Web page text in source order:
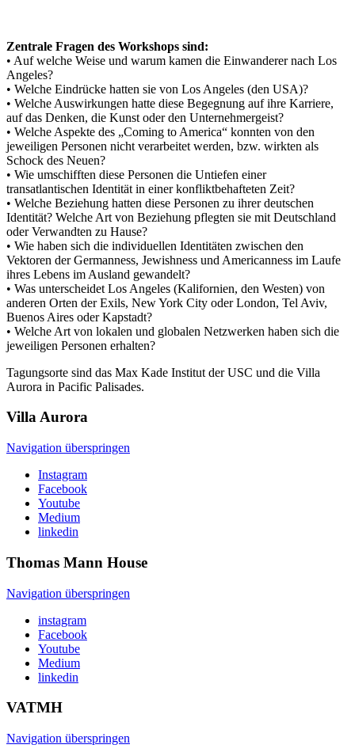
Zentrale Fragen des Workshops sind:
• Auf welche Weise und warum kamen die Einwanderer nach Los
Angeles?
• Welche Eindrücke hatten sie von Los Angeles (den USA)?
• Welche Auswirkungen hatte diese Begegnung auf ihre Karriere,
auf das Denken, die Kunst oder den Unternehmergeist?
• Welche Aspekte des „Coming to America“ konnten von den
jeweiligen Personen nicht verarbeitet werden, bzw. wirkten als
Schock des Neuen?
• Wie umschifften diese Personen die Untiefen einer
transatlantischen Identität in einer konfliktbehafteten Zeit?
• Welche Beziehung hatten diese Personen zu ihrer deutschen
Identität? Welche Art von Beziehung pflegten sie mit Deutschland
oder Verwandten zu Hause?
• Wie haben sich die individuellen Identitäten zwischen den
Vektoren der Germanness, Jewishness und Americanness im Laufe
ihres Lebens im Ausland gewandelt?
• Was unterscheidet Los Angeles (Kalifornien, den Westen) von
anderen Orten der Exils, New York City oder London, Tel Aviv,
Buenos Aires oder Kapstadt?
• Welche Art von lokalen und globalen Netzwerken haben sich die
jeweiligen Personen erhalten?
Tagungsorte sind das Max Kade Institut der USC und die Villa
Aurora in Pacific Palisades.
VillaAurora
Navigation überspringen
Instagram
Facebook
Youtube
Medium
linkedin
Thomas Mann House
Navigation überspringen
instagram
Facebook
Youtube
Medium
linkedin
VATMH
Navigation überspringen